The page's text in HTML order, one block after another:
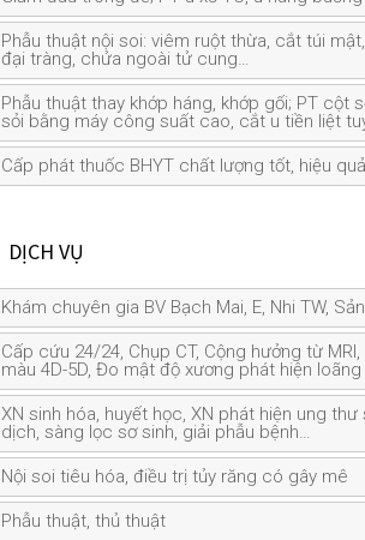
Phẫu thuật nội soi: viêm ruột thừa, cắt túi
đại tràng, chửa ngoài tử cung…
Phẫu thuật thay khớp háng, khớp gối; PT cột
sỏi bằng máy công suất cao, cắt u tiền liệt
Cấp phát thuốc BHYT chất lượng tốt, hiệu
DỊCH VỤ
Khám chuyên gia BV Bạch Mai, E, Nhi TW,
Cấp cứu 24/24, Chụp CT, Cộng hưởng từ
màu 4D-5D, Đo mật độ xương phát hiện
XN sinh hóa, huyết học, XN phát hiện ung thư
dịch, sàng lọc sơ sinh, giải phẫu bệnh…
Nội soi tiêu hóa, điều trị tủy răng có gây mê
Phẫu thuật, thủ thuật